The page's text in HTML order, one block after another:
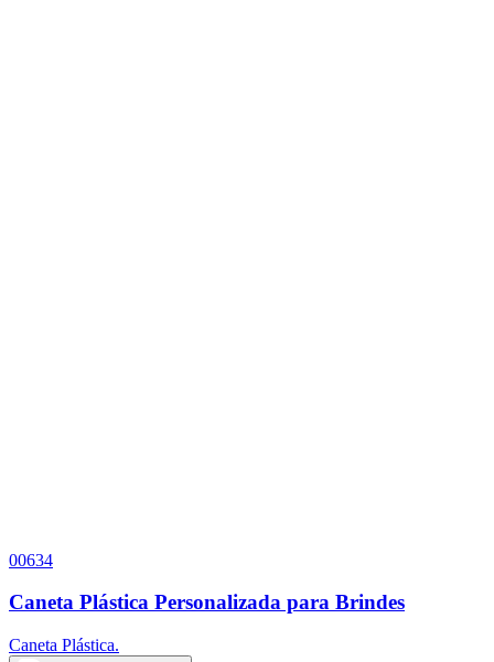
00634
Caneta Plástica Personalizada para Brindes
Caneta Plástica.